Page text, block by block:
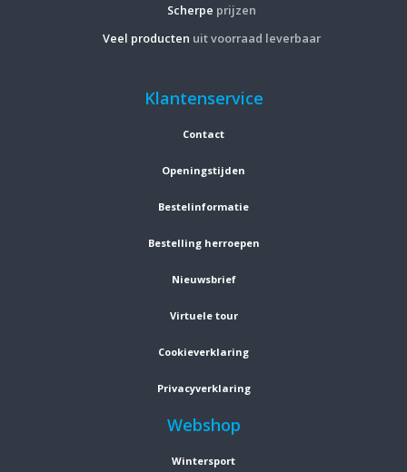
Scherpe prijzen
Veel producten uit voorraad leverbaar
Klantenservice
Contact
Openingstijden
Bestelinformatie
Bestelling herroepen
Nieuwsbrief
Virtuele tour
Cookieverklaring
Privacyverklaring
Webshop
Wintersport